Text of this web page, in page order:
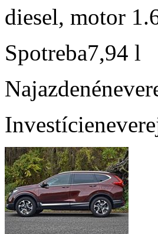
diesel, motor
Spotreba7,94 l
Najazdené
Investície